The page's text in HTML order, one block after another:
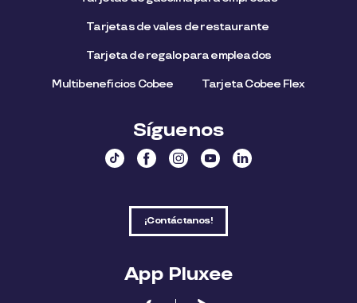
Tarjetas de vales de restaurante
Tarjeta de regalo para empleados​
Multibeneficios Cobee Tarjeta Cobee Flex
Síguenos
¡Contáctanos!
App Pluxee